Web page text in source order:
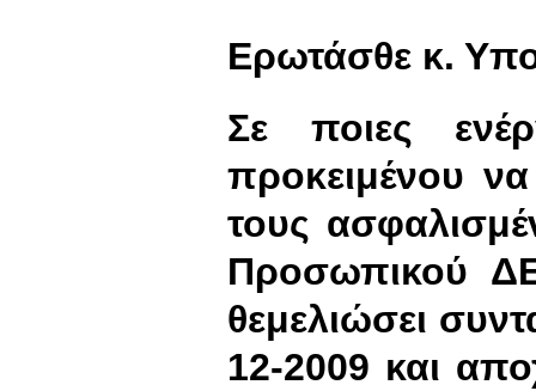
Ερωτάσθε κ.
Σε ποιες
προκειμένου
τους
Προσωπικού
θεμελιώσει
12-2009 και